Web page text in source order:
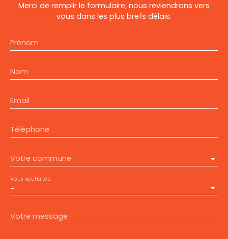
Merci de remplir le formulaire, nous reviendrons vers
vous dans les plus brefs délais.
Prénom
Nom
Email
Téléphone
Votre commune
-
Vous souhaitez
Votre message